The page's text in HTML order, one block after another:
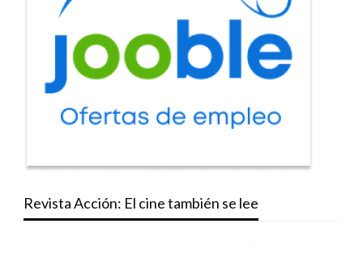
Revista Acción: El cine también se lee